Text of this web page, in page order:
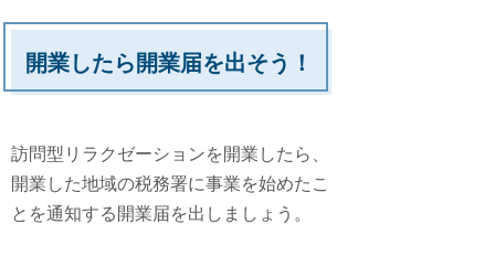
開業したら開業届を出そう！
訪問型リラクゼーションを開業したら、
開業した地域の税務署に事業を始めたこ
とを通知する開業届を出しましょう。